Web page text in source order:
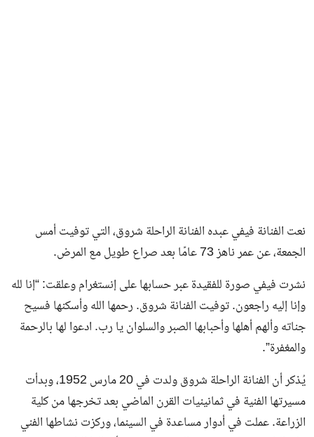
نعت الفنانة فيفي عبده الفنانة الراحلة شروق، التي توفيت أمس
الجمعة، عن عمر ناهز 73 عامًا بعد صراع طويل مع المرض.
نشرت فيفي صورة للفقيدة عبر حسابها على إنستغرام وعلقت: “إنا لله
وإنا إليه راجعون. توفيت الفنانة شروق. رحمها الله وأسكنها فسيح
جناته وألهم أهلها وأحبابها الصبر والسلوان يا رب. ادعوا لها بالرحمة
والمغفرة”.
يُذكر أن الفنانة الراحلة شروق ولدت في 20 مارس 1952، وبدأت
مسيرتها الفنية في ثمانينيات القرن الماضي بعد تخرجها من كلية
الزراعة. عملت في أدوار مساعدة في السينما، وركزت نشاطها الفني